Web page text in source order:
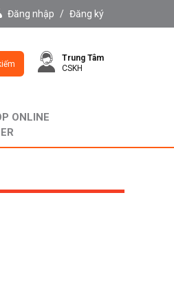
Đăng nhập / Đăng ký
Trung Tâm
CSKH
ONLINE